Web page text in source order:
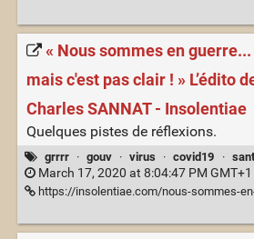
« Nous sommes en guerre...
mais c'est pas clair ! » L’édito
Charles SANNAT - Insolentiae
Quelques pistes de réflexions.
grrrr · gouv · virus · covid19 ·
March 17, 2020 at 8:04:47 PM GMT+1
https://insolentiae.com/nous-sommes-en-guerre-mais-cest-